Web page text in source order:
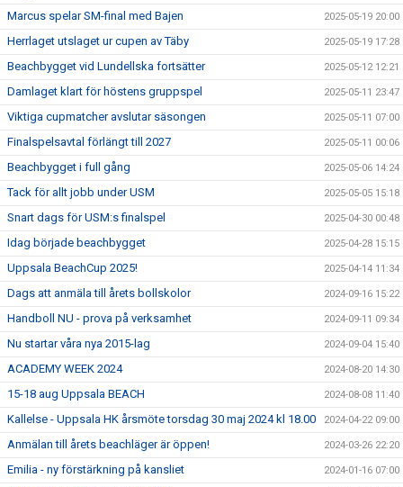
Marcus spelar SM-final med Bajen 2025-05-19 20:00
Herrlaget utslaget ur cupen av Täby 2025-05-19 17:28
Beachbygget vid Lundellska fortsätter 2025-05-12 12:21
Damlaget klart för höstens gruppspel 2025-05-11 23:47
Viktiga cupmatcher avslutar säsongen 2025-05-11 07:00
Finalspelsavtal förlängt till 2027 2025-05-11 00:06
Beachbygget i full gång 2025-05-06 14:24
Tack för allt jobb under USM 2025-05-05 15:18
Snart dags för USM:s finalspel 2025-04-30 00:48
Idag började beachbygget 2025-04-28 15:15
Uppsala BeachCup 2025! 2025-04-14 11:34
Dags att anmäla till årets bollskolor 2024-09-16 15:22
Handboll NU - prova på verksamhet 2024-09-11 09:34
Nu startar våra nya 2015-lag 2024-09-04 15:40
ACADEMY WEEK 2024 2024-08-20 14:30
15-18 aug Uppsala BEACH 2024-08-08 11:40
Kallelse - Uppsala HK årsmöte torsdag 30 maj 2024 kl 18.00 2024-04-22 09:00
Anmälan till årets beachläger är öppen! 2024-03-26 22:20
Emilia - ny förstärkning på kansliet 2024-01-16 07:00